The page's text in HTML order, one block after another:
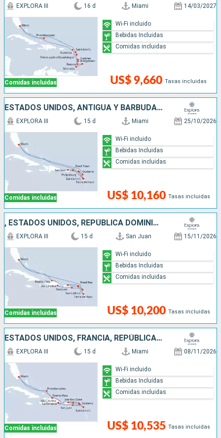
Comidas incluidas
EXPLORA III 16 d Miami 14/03/2027
US$ 9,660 Tasas incluidas
Wi-Fi incluido
Bebidas Incluidas
Comidas incluidas
ESTADOS UNIDOS, ANTIGUA Y BARBUDA, SAN MARTÍN, PUERTO RICO, FRANCIA
Comidas incluidas
EXPLORA III 15 d Miami 25/10/2026
US$ 10,160 Tasas incluidas
Wi-Fi incluido
Bebidas Incluidas
Comidas incluidas
, ESTADOS UNIDOS, REPÚBLICA DOMINICANA, ANTIGUA Y BARBUDA, SAN MARTÍN, PUERTO RICO
Comidas incluidas
EXPLORA III 15 d San Juan 15/11/2026
US$ 10,200 Tasas incluidas
Wi-Fi incluido
Bebidas Incluidas
Comidas incluidas
ESTADOS UNIDOS, FRANCIA, REPÚBLICA DOMINICANA, PUERTO RICO, , ANTIGUA Y BARBUDA
Comidas incluidas
EXPLORA III 15 d Miami 08/11/2026
US$ 10,535 Tasas incluidas
Wi-Fi incluido
Bebidas Incluidas
Comidas incluidas